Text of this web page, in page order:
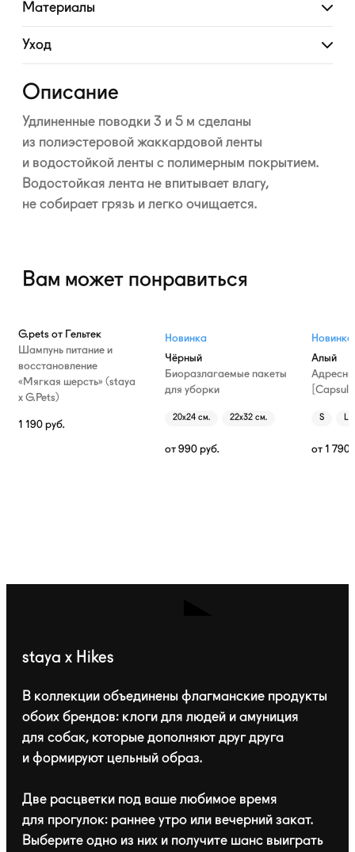
Материалы
Развернуть
Уход
Развернуть
Описание
Удлиненные поводки 3 и 5 м сделаны
из полиэстеровой жаккардовой ленты
и водостойкой ленты с полимерным покрытием.
Водостойкая лента не впитывает влагу,
не собирает грязь и легко очищается.
Вам может понравиться
G.pets от Гельтек
Шампунь питание и
восстановление
«Мягкая шерсть» (staya
х G.Pets)
1 190 руб.
Новинка
Чёрный
Биоразлагаемые пакеты
для уборки
20х24 см. 22х32 см.
от 990 руб.
Новинка
Алый
S L
от 1 790
staya x Hikes
В коллекции объединены флагманские продукты
обоих брендов: клоги для людей и амуниция
для собак, которые дополняют друг друга
и формируют цельный образ.
Две расцветки под ваше любимое время
для прогулок: раннее утро или вечерний закат.
Выберите одно из них и получите шанс выиграть